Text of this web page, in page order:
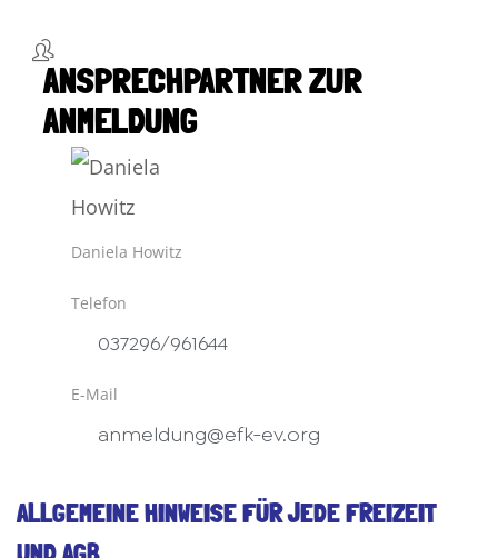
ANSPRECHPARTNER ZUR
ANMELDUNG
Daniela Howitz
Telefon
037296/961644
E-Mail
anmeldung@efk-ev.org
ALLGEMEINE HINWEISE FÜR JEDE FREIZEIT